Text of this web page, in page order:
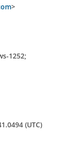
>
1252;
(UTC)